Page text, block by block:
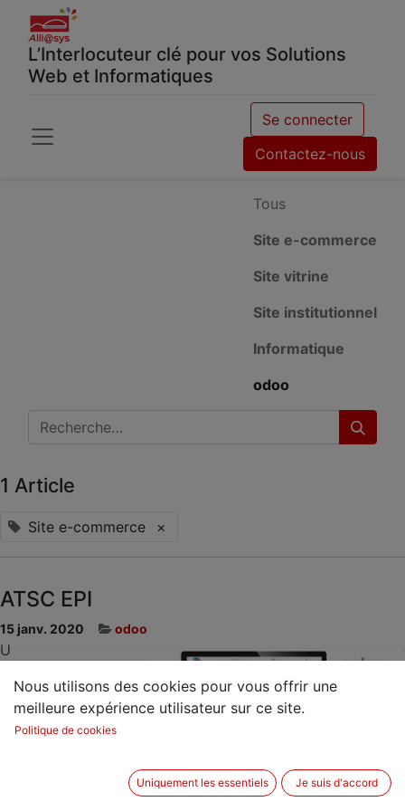
L’Interlocuteur clé pour vos Solutions
Web et Informatiques
Se connecter
Contactez-nous
Tous
Site e-commerce
Site vitrine
Site institutionnel
Informatique
odoo
1 Article
Site e-commerce ×
ATSC EPI
15 janv. 2020 odoo
U
Nous utilisons des cookies pour vous offrir une
meilleure expérience utilisateur sur ce site.
Politique de cookies
Uniquement les essentiels Je suis d'accord